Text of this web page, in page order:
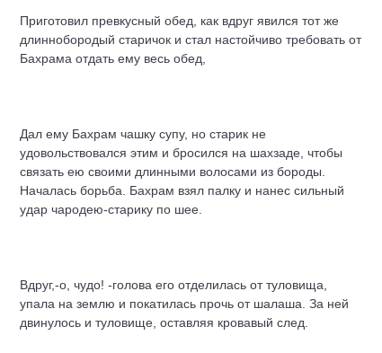
Приготовил превкусный обед, как вдруг явился тот же
длиннобородый старичок и стал настойчиво требовать от
Бахрама отдать ему весь обед,
Дал ему Бахрам чашку супу, но старик не
удовольствовался этим и бросился на шахзаде, чтобы
связать ею своими длинными волосами из бороды.
Началась борьба. Бахрам взял палку и нанес сильный
удар чародею-старику по шее.
Вдруг,-о, чудо! -голова его отделилась от туловища,
упала на землю и покатилась прочь от шалаша. За ней
двинулось и туловище, оставляя кровавый след.